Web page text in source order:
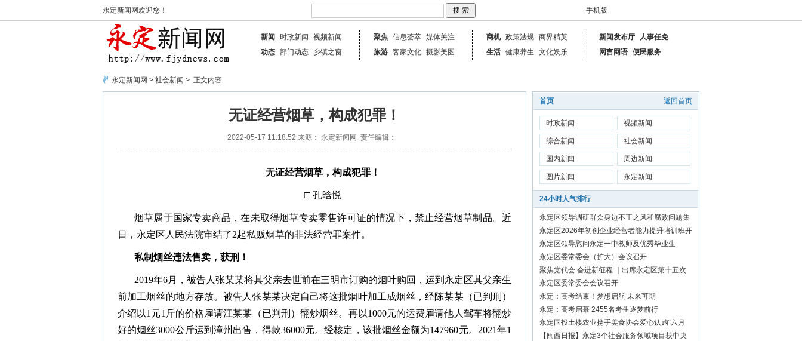
永定新闻网欢迎您！ 手机版
新闻 时政新闻
视频新闻
动态 部门动态 乡镇之窗
聚焦 信息荟萃 媒体关注
旅游 客家文化 摄影美图
商机 政策法规 商界精英
生活 健康养生 文化娱乐
新闻发布厅
人事任免
网言网语 便民服务
永定新闻网 > 社会新闻 > 正文内容
无证经营烟草，构成犯罪！
2022-05-17 11:18:52 来源： 永定新闻网 责任编辑：
无证经营烟草，构成犯罪！
□ 孔晗悦
烟草属于国家专卖商品，在未取得烟草专卖零售许可证的情况下，禁止经营烟草制品。近
日，永定区人民法院审结了2起私贩烟草的非法经营罪案件。
私制烟丝违法售卖，获刑！
2019年6月，被告人张某某将其父亲去世前在三明市订购的烟叶购回，运到永定区其父亲生
前加工烟丝的地方存放。被告人张某某决定自己将这批烟叶加工成烟丝，经陈某某（已判刑）
介绍以1元1斤的价格雇请江某某（已判刑）翻炒烟丝。再以1000元的运费雇请他人驾车将翻炒
好的烟丝3000公斤运到漳州出售，得款36000元。经核定，该批烟丝金额为147960元。2021年1
返回首页
首页
时政新闻 视频新闻
综合新闻 社会新闻
国内新闻 周边新闻
图片新闻 永定新闻
24小时人气排行
永定区领导调研群众身边不正之风和腐败问题集
中整治工作
永定区2026年初创企业经营者能力提升培训班开
始报名啦！
永定区领导慰问永定一中教师及优秀毕业生
永定区委常委会（扩大）会议召开
聚焦党代会 奋进新征程 ｜出席永定区第十五次
党代会代表向大会报到
永定区委常委会会议召开
永定：高考结束！梦想启航 未来可期
永定：高考启幕 2455名考生逐梦前行
永定国投土楼农业携手美食协会爱心认购“六月
红”芋1500斤
【闽西日报】永定3个社会服务领域项目获中央